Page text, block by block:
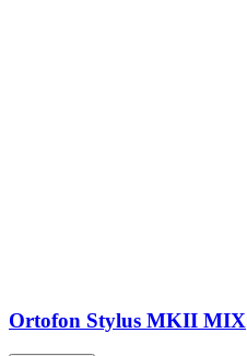
Ortofon Stylus MKII MIX